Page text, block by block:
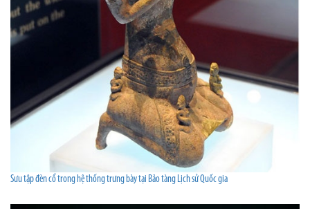
Sưu tập đèn cổ trong hệ thống trưng bày tại Bảo tàng Lịch sử Quốc gia